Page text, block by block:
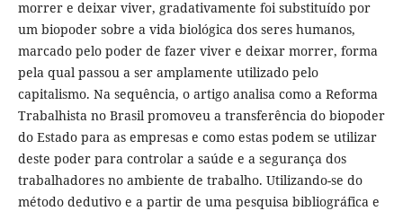
morrer e deixar viver, gradativamente foi substituído por
um biopoder sobre a vida biológica dos seres humanos,
marcado pelo poder de fazer viver e deixar morrer, forma
pela qual passou a ser amplamente utilizado pelo
capitalismo. Na sequência, o artigo analisa como a Reforma
Trabalhista no Brasil promoveu a transferência do biopoder
do Estado para as empresas e como estas podem se utilizar
deste poder para controlar a saúde e a segurança dos
trabalhadores no ambiente de trabalho. Utilizando-se do
método dedutivo e a partir de uma pesquisa bibliográfica e